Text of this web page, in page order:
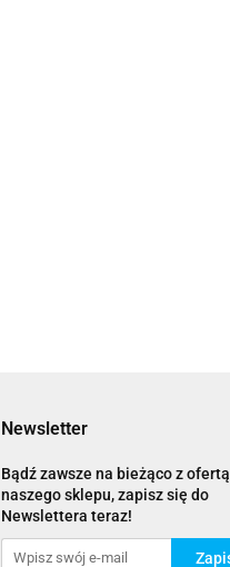
Newsletter
Bądź zawsze na bieżąco z ofertą
naszego sklepu, zapisz się do
Newslettera teraz!